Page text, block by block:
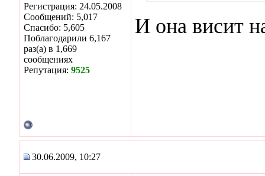
Регистрация: 24.05.2008
Сообщений: 5,017
Спасибо: 5,605
Поблагодарили 6,167
раз(а) в 1,669
сообщениях
Репутация: 9525
И она висит
30.06.2009, 10:27